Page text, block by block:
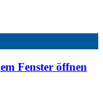
Fenster öffnen